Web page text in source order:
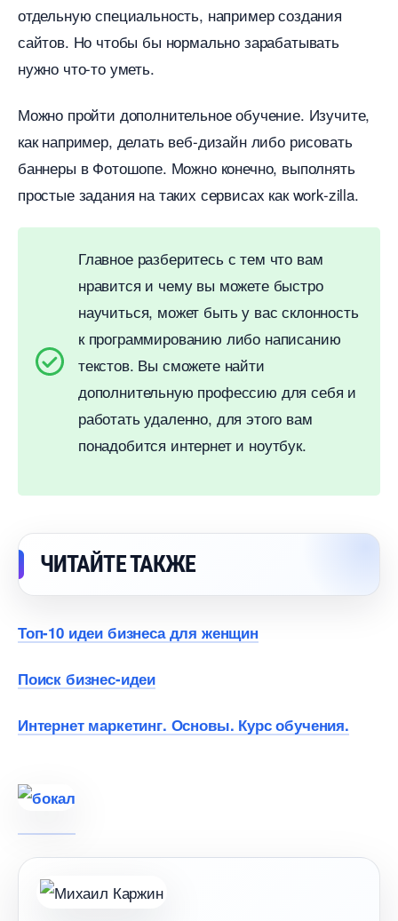
отдельную специальность, например создания
сайтов. Но чтобы бы нормально зарабатывать
нужно что-то уметь.
Можно пройти дополнительное обучение. Изучите,
как например, делать веб-дизайн либо рисовать
аннеры в Фотошопе. Можно конечно, выполнять
простые задания на таких сервисах как work-zilla.
Главное разберитесь с тем что вам
нравится и чему вы можете быстро
научиться, может быть у вас склонность
к программированию либо написанию
текстов. Вы сможете найти
дополнительную профессию для себя и
работать удаленно, для этого вам
понадобится интернет и ноутбук.
ЧИТАЙТЕ ТАКЖЕ
Топ-10 идеи бизнеса для женщин
Поиск бизнес-идеи
Интернет маркетинг. Основы. Курс обучения.